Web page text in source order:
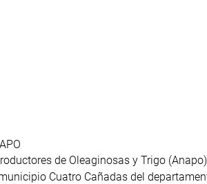
de Oleaginosas y Trigo
Cuatro Cañadas del